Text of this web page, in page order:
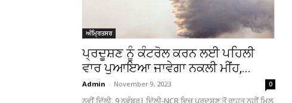
ਅੰਮ੍ਰਿਤਸਰ
ਪ੍ਰਦੂਸ਼ਣ ਨੂੰ ਕੰਟਰੋਲ ਕਰਨ ਲਈ ਪਹਿਲੀ
ਵਾਰ ਪੁਆਇਆ ਜਾਵੇਗਾ ਨਕਲੀ ਮੀਂਹ,...
Admin - November 9, 2023 0
ਨਵੀਂ ਦਿੱਲੀ, 9 ਨਵੰਬਰ| ਦਿੱਲੀ-NCR ਵਿਚ ਪ੍ਰਦੂਸ਼ਣ ਤੋਂ ਰਾਹਤ ਨਹੀਂ ਮਿਲ